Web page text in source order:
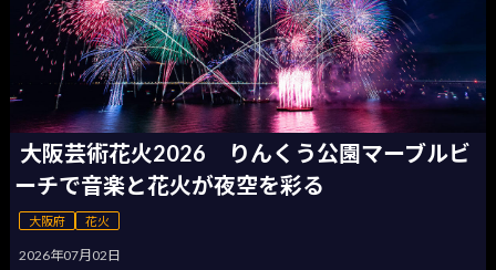
大阪芸術花火2026 りんくう公園マーブルビ
ーチで音楽と花火が夜空を彩る
大阪府 花火
2026年07月02日